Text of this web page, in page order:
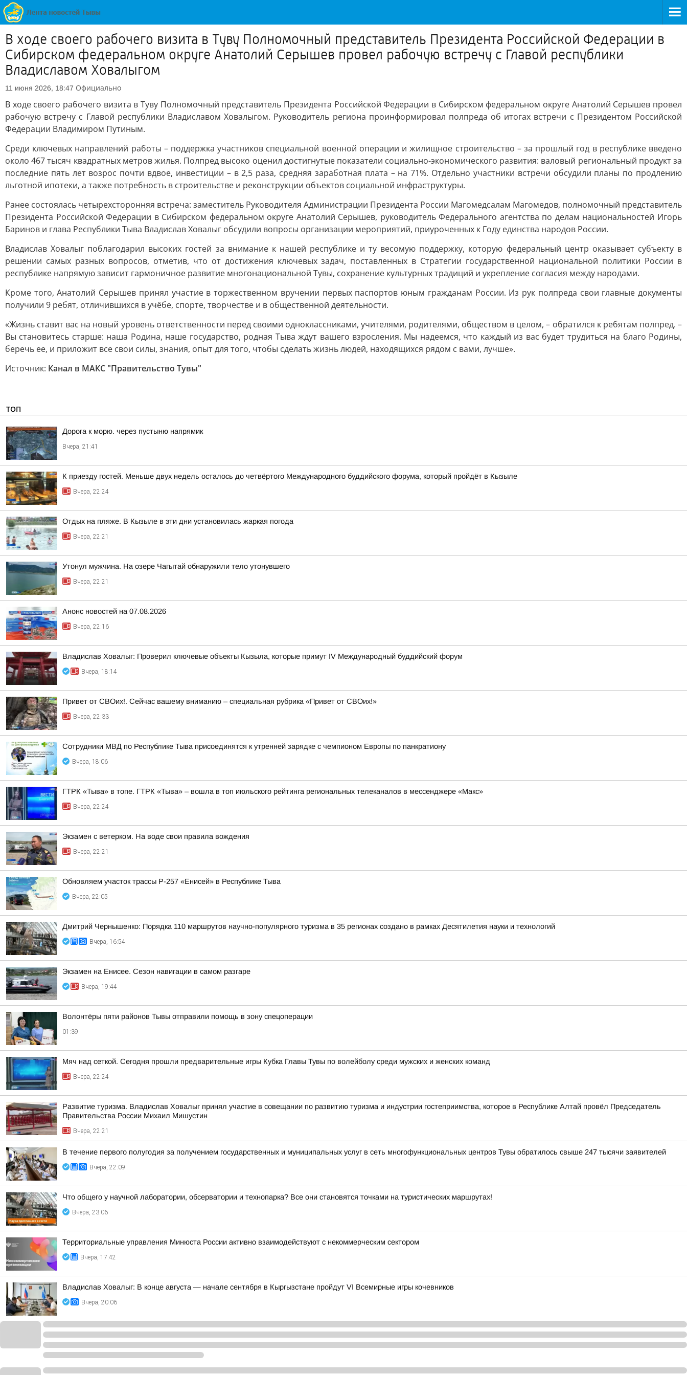
В ходе своего рабочего визита в Туву Полномочный представитель Президента Российской Федерации в
Сибирском федеральном округе Анатолий Серышев провел рабочую встречу с Главой республики
Владиславом Ховалыгом
11 июня 2026, 18:47 Официально
В ходе своего рабочего визита в Туву Полномочный представитель Президента Российской Федерации в Сибирском федеральном округе Анатолий Серышев провел
рабочую встречу с Главой республики Владиславом Ховалыгом. Руководитель региона проинформировал полпреда об итогах встречи с Президентом Российской
Федерации Владимиром Путиным.
Среди ключевых направлений работы – поддержка участников специальной военной операции и жилищное строительство – за прошлый год в республике введено
около 467 тысяч квадратных метров жилья. Полпред высоко оценил достигнутые показатели социально-экономического развития: валовый региональный продукт за
последние пять лет возрос почти вдвое, инвестиции – в 2,5 раза, средняя заработная плата – на 71%. Отдельно участники встречи обсудили планы по продлению
льготной ипотеки, а также потребность в строительстве и реконструкции объектов социальной инфраструктуры.
Ранее состоялась четырехсторонняя встреча: заместитель Руководителя Администрации Президента России Магомедсалам Магомедов, полномочный представитель
Президента Российской Федерации в Сибирском федеральном округе Анатолий Серышев, руководитель Федерального агентства по делам национальностей Игорь
Баринов и глава Республики Тыва Владислав Ховалыг обсудили вопросы организации мероприятий, приуроченных к Году единства народов России.
Владислав Ховалыг поблагодарил высоких гостей за внимание к нашей республике и ту весомую поддержку, которую федеральный центр оказывает субъекту в
решении самых разных вопросов, отметив, что от достижения ключевых задач, поставленных в Стратегии государственной национальной политики России в
республике напрямую зависит гармоничное развитие многонациональной Тувы, сохранение культурных традиций и укрепление согласия между народами.
Кроме того, Анатолий Серышев принял участие в торжественном вручении первых паспортов юным гражданам России. Из рук полпреда свои главные документы
получили 9 ребят, отличившихся в учёбе, спорте, творчестве и в общественной деятельности.
«Жизнь ставит вас на новый уровень ответственности перед своими одноклассниками, учителями, родителями, обществом в целом, – обратился к ребятам полпред. –
Вы становитесь старше: наша Родина, наше государство, родная Тыва ждут вашего взросления. Мы надеемся, что каждый из вас будет трудиться на благо Родины,
беречь ее, и приложит все свои силы, знания, опыт для того, чтобы сделать жизнь людей, находящихся рядом с вами, лучше».
Источник: Канал в МАКС "Правительство Тувы"
ТОП
Дорога к морю. через пустыню напрямик
Вчера, 21:41
К приезду гостей. Меньше двух недель осталось до четвёртого Международного буддийского форума, который пройдёт в Кызыле
Вчера, 22:24
Отдых на пляже. В Кызыле в эти дни установилась жаркая погода
Вчера, 22:21
Утонул мужчина. На озере Чагытай обнаружили тело утонувшего
Вчера, 22:21
Анонс новостей на 07.08.2026
Вчера, 22:16
Владислав Ховалыг: Проверил ключевые объекты Кызыла, которые примут IV Международный буддийский форум
Вчера, 18:14
Привет от СВОих!. Сейчас вашему вниманию – специальная рубрика «Привет от СВОих!»
Вчера, 22:33
Сотрудники МВД по Республике Тыва присоединятся к утренней зарядке с чемпионом Европы по панкратиону
Вчера, 18:06
ГТРК «Тыва» в топе. ГТРК «Тыва» – вошла в топ июльского рейтинга региональных телеканалов в мессенджере «Макс»
Вчера, 22:24
Экзамен с ветерком. На воде свои правила вождения
Вчера, 22:21
Обновляем участок трассы Р-257 «Енисей» в Республике Тыва
Вчера, 22:05
Дмитрий Чернышенко: Порядка 110 маршрутов научно-популярного туризма в 35 регионах создано в рамках Десятилетия науки и технологий
Вчера, 16:54
Экзамен на Енисее. Сезон навигации в самом разгаре
Вчера, 19:44
Волонтёры пяти районов Тывы отправили помощь в зону спецоперации
01:39
Мяч над сеткой. Сегодня прошли предварительные игры Кубка Главы Тувы по волейболу среди мужских и женских команд
Вчера, 22:24
Развитие туризма. Владислав Ховалыг принял участие в совещании по развитию туризма и индустрии гостеприимства, которое в Республике Алтай провёл Председатель
Правительства России Михаил Мишустин
Вчера, 22:21
В течение первого полугодия за получением государственных и муниципальных услуг в сеть многофункциональных центров Тувы обратилось свыше 247 тысячи заявителей
Вчера, 22:09
Что общего у научной лаборатории, обсерватории и технопарка? Все они становятся точками на туристических маршрутах!
Вчера, 23:06
Территориальные управления Минюста России активно взаимодействуют с некоммерческим сектором
Вчера, 17:42
Владислав Ховалыг: В конце августа — начале сентября в Кыргызстане пройдут VI Всемирные игры кочевников
Вчера, 20:06